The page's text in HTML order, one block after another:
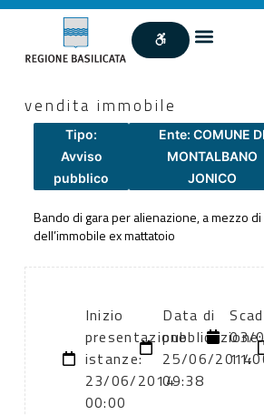
vendita immobile
Tipo:
Avviso
pubblico
Ente: COMUNE DI
MONTALBANO
JONICO
Bando di gara per alienazione, a mezzo
dell’immobile ex mattatoio
Inizio
presentazione
istanze:
23/06/2014
00:00
Data di
pubblicazione:
25/06/2014
09:38
03/